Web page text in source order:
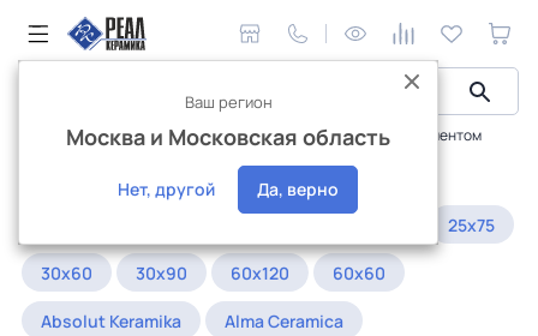
Керамическая плитка Плитка для ванной с орнаментом
Плитка с орнаментом для ванной
25x75
30x60 30x90 60x120 60x60
Absolut Keramika Alma Ceramica
Ваш регион
Москва и Московская область
Нет, другой Да, верно